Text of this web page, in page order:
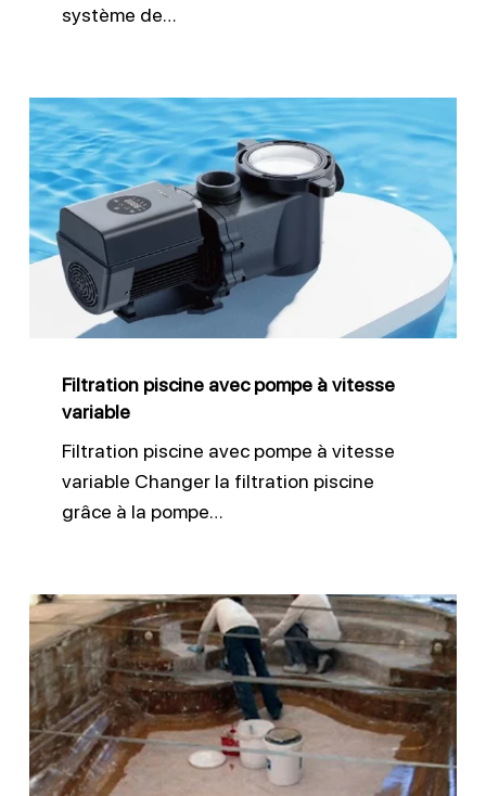
système de…
Filtration
piscine
avec
pompe
à
vitesse
variable
Filtration piscine avec pompe à vitesse
variable
Filtration piscine avec pompe à vitesse
variable Changer la filtration piscine
grâce à la pompe…
Réfection
d’une
piscine
coque
polyester